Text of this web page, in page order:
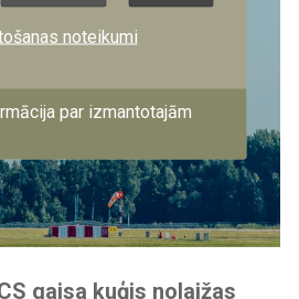
gaisa kuģis nolaižas
noteikumi
par izmantotajām